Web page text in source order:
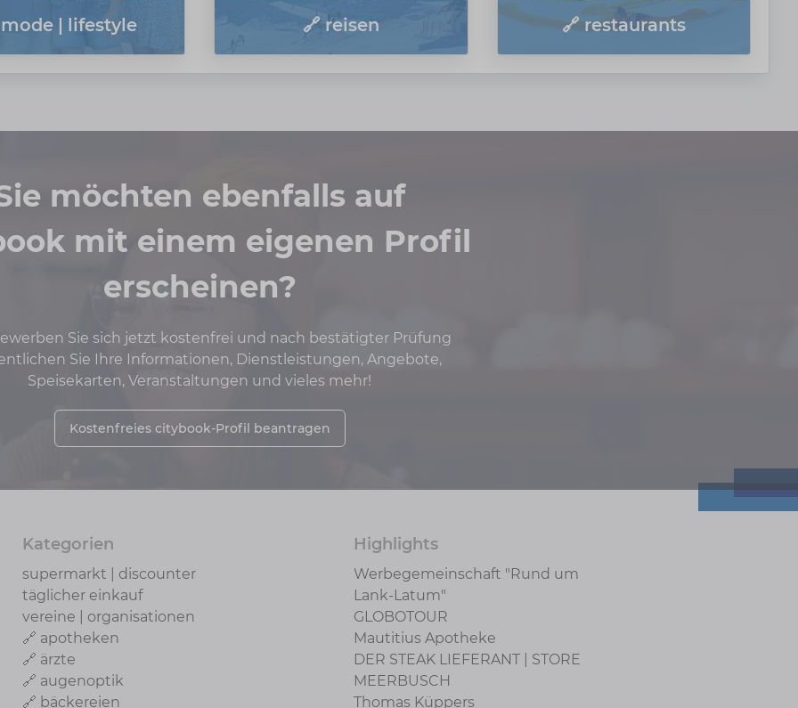
mode | lifestyle 🔗 reisen 🔗 restaurants
möchten ebenfalls auf
mit einem eigenen Profil
erscheinen?
Sie sich jetzt kostenfrei und nach bestätigter Prüfung
Sie Ihre Informationen, Dienstleistungen, Angebote,
Speisekarten, Veranstaltungen und vieles mehr!
Kostenfreies citybook-Profil beantragen
Kategorien
supermarkt | discounter
täglicher einkauf
vereine | organisationen
🔗 apotheken
🔗 ärzte
🔗 augenoptik
🔗 bäckereien
Highlights
Werbegemeinschaft "Rund um
Lank-Latum"
GLOBOTOUR
Mautitius Apotheke
DER STEAK LIEFERANT | STORE
MEERBUSCH
Thomas Küppers